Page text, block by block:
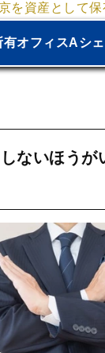
を資産として保
有オフィスAシ
しないほう